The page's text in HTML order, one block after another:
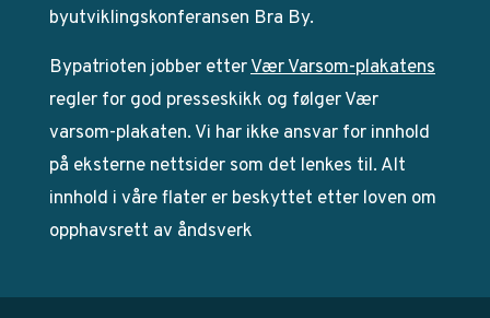
byutviklingskonferansen Bra By.
Bypatrioten jobber etterVær Varsom-plakatens
regler for god presseskikk og følger Vær
varsom-plakaten. Vi har ikke ansvar for innhold
på eksterne nettsider som det lenkes til. Alt
innhold i våre flater er beskyttet etter loven om
opphavsrett av åndsverk